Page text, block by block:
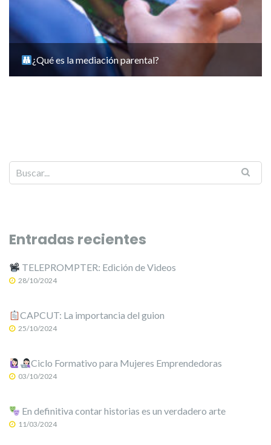
¿Qué es la mediación parental?
Entradas recientes
TELEPROMPTER: Edición de Videos
28/10/2024
CAPCUT: La importancia del guion
25/10/2024
Ciclo Formativo para Mujeres Emprendedoras
03/10/2024
En definitiva contar historias es un verdadero arte
11/03/2024